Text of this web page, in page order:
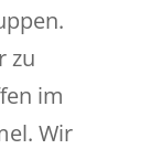
zu
im
Wir